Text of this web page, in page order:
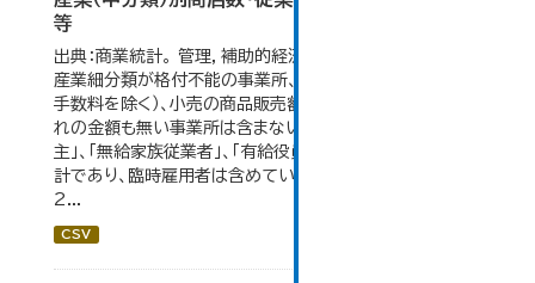
等
出典：商業統計。 管理，補助的経済活動のみを行う事業所、
産業細分類が格付不能の事業所、卸売の商品販売額（仲立
手数料を除く）、小売の商品販売額及び仲立手数料のいず
れの金額も無い事業所は含まない。 従業者総数は「個人業
主」、「無給家族従業者」、「有給役員」及び「常用雇用者」の
計であり、臨時雇用者は含めていない。 大仙市の統計「6-
2...
CSV